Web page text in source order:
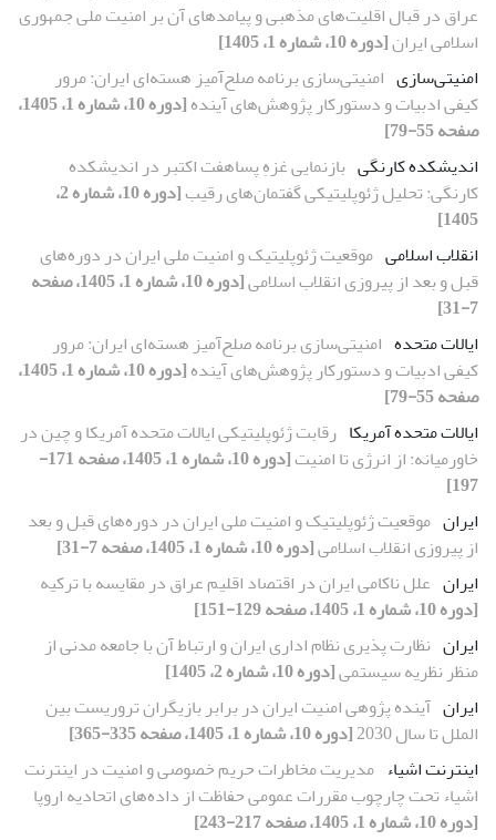
عراق در قبال اقلیت‌های مذهبی و پیامدهای آن بر امنیت ملی جمهوری
اسلامی ایران[دوره 10، شماره 1، 1405]
امنیتی‌سازی امنیتی‌سازی برنامه صلح‌آمیز هسته‌ای ایران: مرور
کیفی ادبیات و دستورکار پژوهش‌های آینده
[دوره 10، شماره 1، 1405،
صفحه 55-79]
اندیشکده کارنگی بازنمایی غزهِ پساهفت اکتبر در اندیشکده
کارنگی: تحلیل ژئوپلیتیکی گفتمان‌های رقیب
[دوره 10، شماره 2،
1405]
انقلاب اسلامی موقعیت ژئوپلیتیک و امنیت ملی ایران در دوره‌های
قبل و بعد از پیروزی انقلاب اسلامی
[دوره 10، شماره 1، 1405، صفحه
7-31]
ایالات متحده امنیتی‌سازی برنامه صلح‌آمیز هسته‌ای ایران: مرور
کیفی ادبیات و دستورکار پژوهش‌های آینده
[دوره 10، شماره 1، 1405،
صفحه 55-79]
ایالات متحده آمریکا رقابت ژئوپلیتیکی ایالات متحده آمریکا و چین در
خاورمیانه: از انرژی تا امنیت
[دوره 10، شماره 1، 1405، صفحه 171-
197]
ایران موقعیت ژئوپلیتیک و امنیت ملی ایران در دوره‌های قبل و بعد
از پیروزی انقلاب اسلامی[دوره 10، شماره 1، 1405، صفحه 7-31]
ایران علل ناکامی ایران در اقتصاد اقلیم عراق در مقایسه با ترکیه
[دوره 10، شماره 1، 1405، صفحه 129-151]
ایران نظارت پذیری نظام اداری ایران و ارتباط آن با جامعه مدنی از
منظر نظریه سیستمی[دوره 10، شماره 2، 1405]
ایران آینده پژوهی امنیت ایران در برابر بازیگران تروریست بین
الملل تا سال 2030
[دوره 10، شماره 1، 1405، صفحه 335-365]
اینترنت اشیاء مدیریت مخاطرات حریم خصوصی و امنیت در اینترنت
اشیاء تحت چارچوب مقررات عمومی حفاظت از داده‌های اتحادیه اروپا
[دوره 10، شماره 1، 1405، صفحه 217-243]